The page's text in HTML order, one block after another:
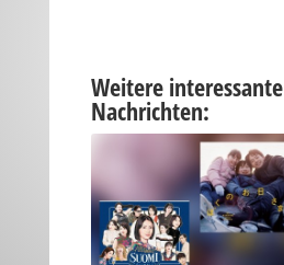
Weitere interessante
Nachrichten: